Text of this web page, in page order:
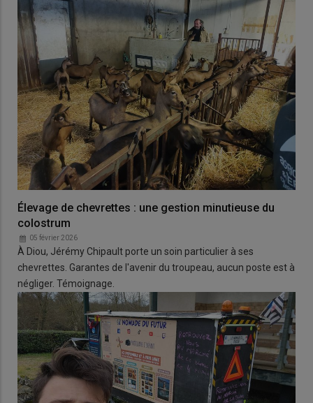
Élevage de chevrettes : une gestion minutieuse du
colostrum
05 février 2026
À Diou, Jérémy Chipault porte un soin particulier à ses
chevrettes. Garantes de l'avenir du troupeau, aucun poste est à
négliger. Témoignage.